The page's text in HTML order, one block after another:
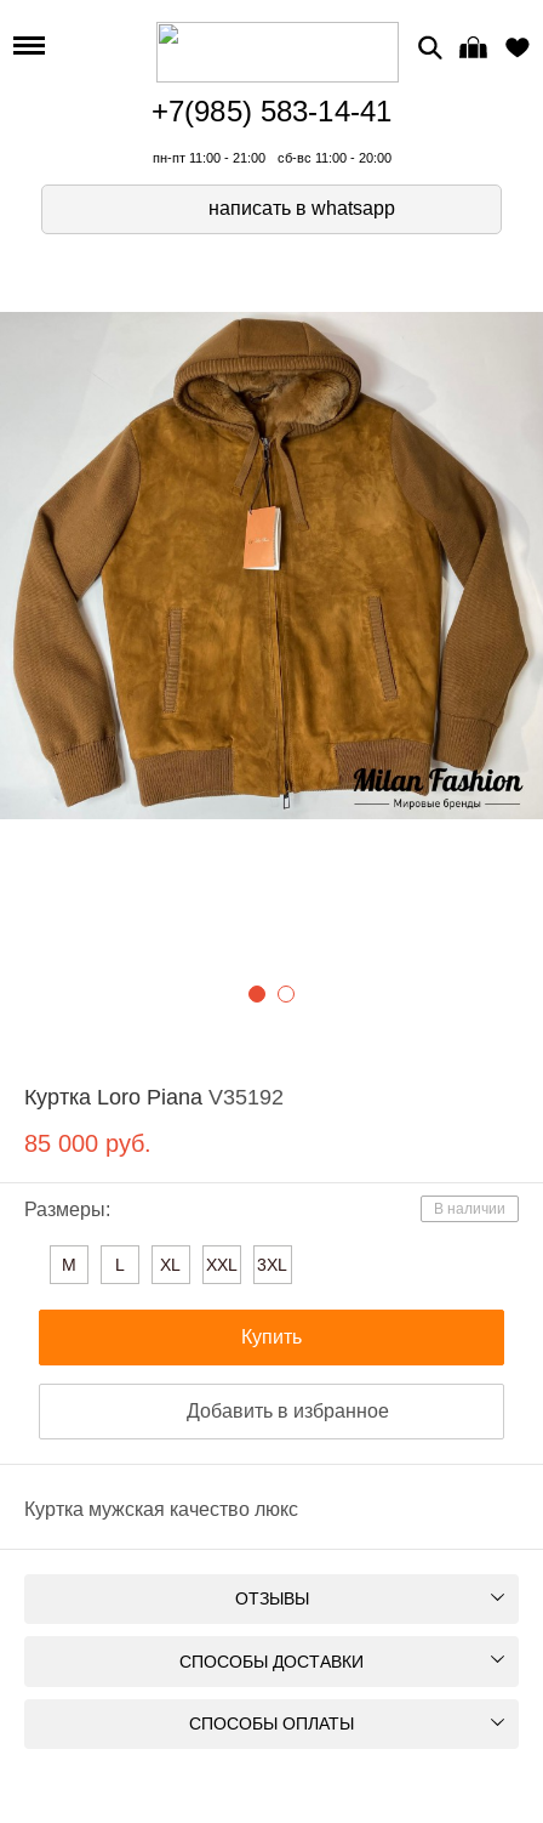
+7(985) 583-14-41
пн-пт 11:00 - 21:00 сб-вс 11:00 - 20:00
написать в whatsapp
Куртка Loro Piana V35192
85 000 руб.
В наличии
Размеры:
M L XL XXL 3XL
Купить
Добавить в избранное
Куртка мужская качество люкс
ОТЗЫВЫ
СПОСОБЫ ДОСТАВКИ
СПОСОБЫ ОПЛАТЫ